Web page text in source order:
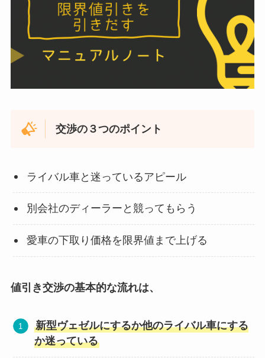
交渉の３つのポイント
ライバル車と迷っているアピール
別会社のディーラーと競ってもらう
愛車の下取り価格を限界値まで上げる
値引き交渉の基本的な流れは、
新型ヴェゼルにするか他のライバル車にする
か迷っている